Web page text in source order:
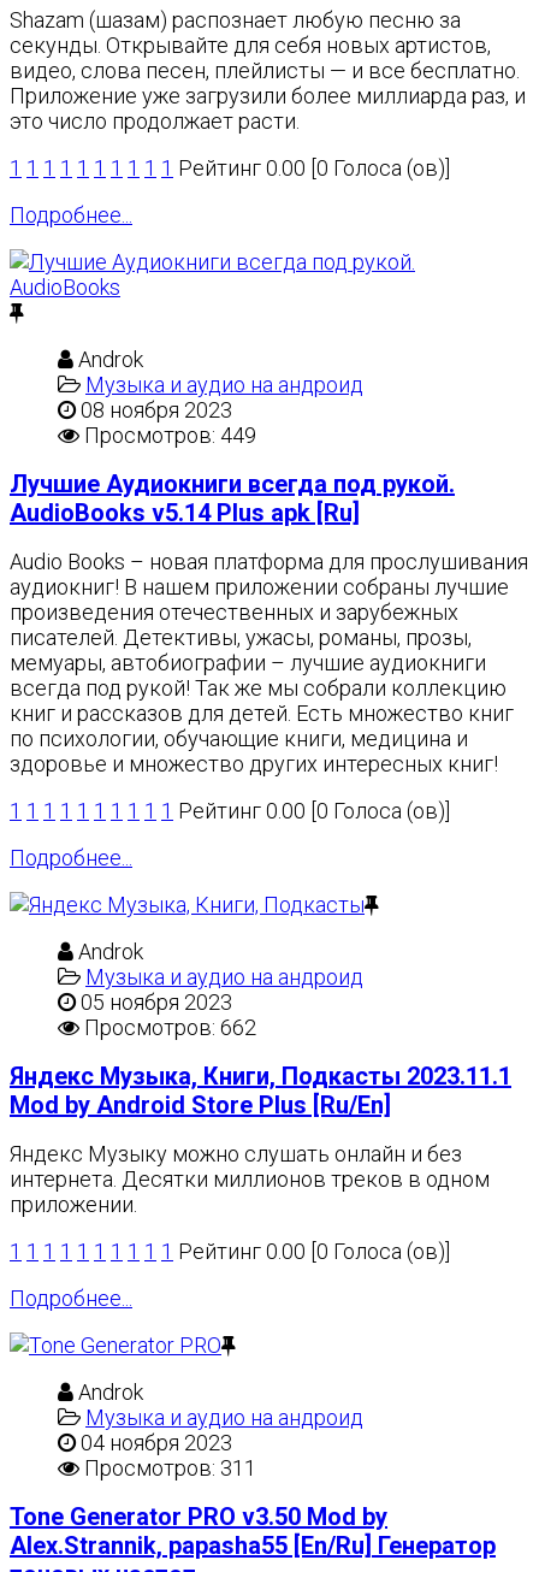
Shazam (шазам) распознает любую песню за
секунды. Открывайте для себя новых артистов,
видео, слова песен, плейлисты — и все бесплатно.
Приложение уже загрузили более миллиарда раз, и
это число продолжает расти.
1 1 1 1 1 1 1 1 1 1 Рейтинг 0.00 [0 Голоса (ов)]
Подробнее...
Androk
Музыка и аудио на андроид
08 ноября 2023
Просмотров: 449
Лучшие Аудиокниги всегда под рукой.
AudioBooks v5.14 Plus apk [Ru]
Audio Books – новая платформа для прослушивания
аудиокниг! В нашем приложении собраны лучшие
произведения отечественных и зарубежных
писателей. Детективы, ужасы, романы, прозы,
мемуары, автобиографии – лучшие аудиокниги
всегда под рукой! Так же мы собрали коллекцию
книг и рассказов для детей. Есть множество книг
по психологии, обучающие книги, медицина и
здоровье и множество других интересных книг!
1 1 1 1 1 1 1 1 1 1 Рейтинг 0.00 [0 Голоса (ов)]
Подробнее...
Androk
Музыка и аудио на андроид
05 ноября 2023
Просмотров: 662
Яндекс Музыка, Книги, Подкасты 2023.11.1
Mod by Android Store Plus [Ru/En]
Яндекс Музыку можно слушать онлайн и без
интернета. Десятки миллионов треков в одном
приложении.
1 1 1 1 1 1 1 1 1 1 Рейтинг 0.00 [0 Голоса (ов)]
Подробнее...
Androk
Музыка и аудио на андроид
04 ноября 2023
Просмотров: 311
Tone Generator PRO v3.50 Mod by
Alex.Strannik, papasha55 [En/Ru] Генератор